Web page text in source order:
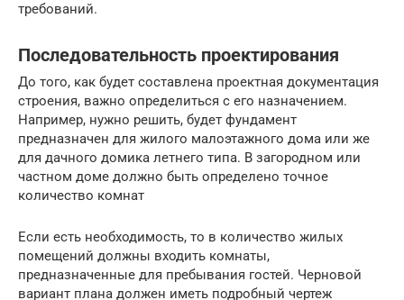
требований.
Последовательность проектирования
До того, как будет составлена проектная документация
строения, важно определиться с его назначением.
Например, нужно решить, будет фундамент
предназначен для жилого малоэтажного дома или же
для дачного домика летнего типа. В загородном или
частном доме должно быть определено точное
количество комнат
Если есть необходимость, то в количество жилых
помещений должны входить комнаты,
предназначенные для пребывания гостей. Черновой
вариант плана должен иметь подробный чертеж